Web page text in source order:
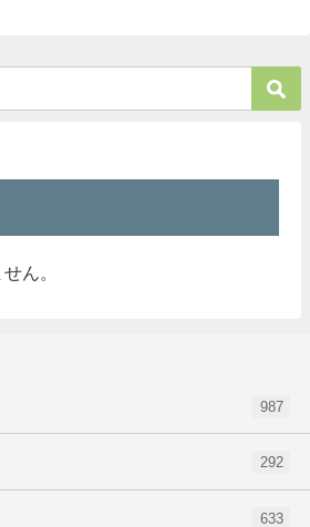
ん。
987
292
633